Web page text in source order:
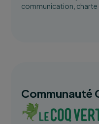
communication, charte
Communauté